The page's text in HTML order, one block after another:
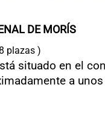
DE MORÍS
plazas )
situado en el
a